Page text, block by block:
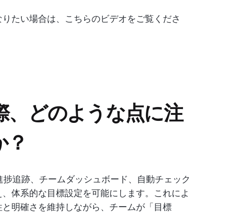
たい場合は、こちらのビデオをご覧くださ
、どのような点に注
追跡、チームダッシュボード、自動チェック
体系的な目標設定を可能にします。これによ
明確さを維持しながら、チームが「目標